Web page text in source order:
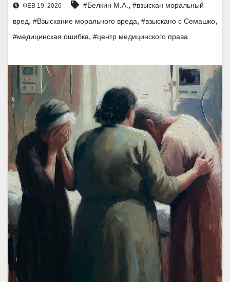
ФЕВ 19, 2026 #Белкин М.А., #взыскан моральный
вред, #Взыскание морального вреда, #взыскано с Семашко,
#медицинская ошибка, #центр медицинского права